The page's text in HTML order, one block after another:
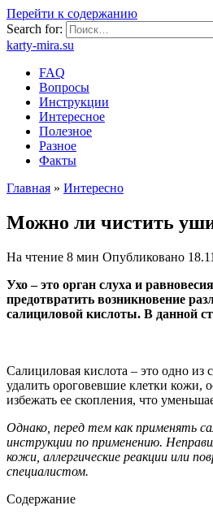
Перейти к содержанию
Search for:
karty-mira.su
FAQ
Вопросы
Инструкции
Интересное
Полезное
Разное
Факты
Главная » Интересно
Можно ли чистить уши
На чтение 8 мин Опубликовано
Ухо – это орган слуха и
предотвратить возникновение
салициловой кислоты. В данной
Салициловая кислота – это одно
удалить ороговевшие клетки кожи,
избежать ее скопления, что
Однако, перед тем как применять
инструкции по применению.
кожи, аллергические реакции или
специалистом.
Содержание